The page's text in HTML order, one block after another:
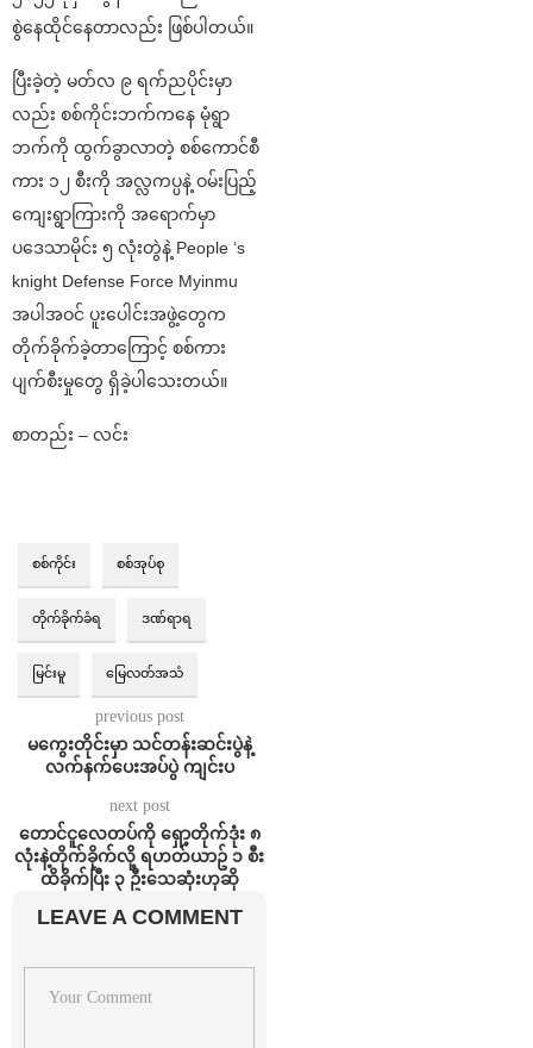
စွဲနေထိုင်နေတာလည်း ဖြစ်ပါတယ်။
ပြီးခဲ့တဲ့ မတ်လ ၉ ရက်ညပိုင်းမှာ
လည်း စစ်ကိုင်းဘက်ကနေ မုံရွာ
ဘက်ကို ထွက်ခွာလာတဲ့ စစ်ကောင်စီ
ကား ၁၂ စီးကို အလ္လကပ္ပနဲ့ ဝမ်းပြည့်
ကျေးရွာကြားကို အရောက်မှာ
ပဒေသာမိုင်း ၅ လုံးတွဲနဲ့ People ‘s
knight Defense Force Myinmu
အပါအဝင် ပူးပေါင်းအဖွဲ့တွေက
တိုက်ခိုက်ခဲ့တာကြောင့် စစ်ကား
ပျက်စီးမှုတွေ ရှိခဲ့ပါသေးတယ်။
စာတည်း – လင်း
စစ်ကိုင်း စစ်အုပ်စု
တိုက်ခိုက်ခံရ ဒဏ်ရာရ
မြင်းမူ မြေလတ်အသံ
previous post
မကွေးတိုင်းမှာ သင်တန်းဆင်းပွဲနဲ့
လက်နက်ပေးအပ်ပွဲ ကျင်းပ
next post
‌တောင်ငူလေတပ်‌ကို ရှော့တိုက်ဒုံး ၈
လုံးနဲ့တိုက်ခိုက်လို့ ရဟတ်ယာဥ် ၁ စီး
ထိခိုက်ပြီး ၃ ဦးသေဆုံးဟုဆို
LEAVE A COMMENT